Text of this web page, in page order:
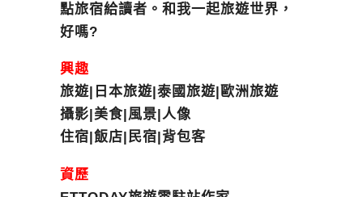
點旅宿給讀者。和我一起旅遊世界，
好嗎?
興趣
旅遊|日本旅遊|泰國旅遊|歐洲旅遊
攝影|美食|風景|人像
住宿|飯店|民宿|背包客
資歷